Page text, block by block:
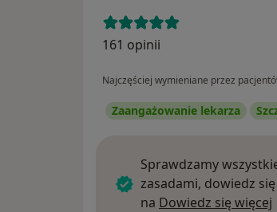
161 opinii
Najczęściej wymieniane przez
Zaangażowanie lekarza
Sprawdzamy
zasadami, dowiedz
na Dowiedz się więcej